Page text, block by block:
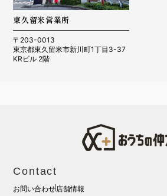
東久留米営業所
〒203-0013
東京都東久留米市新川町1丁目3-37
KRビル 2階
Contact
お問い合わせ店舗情報